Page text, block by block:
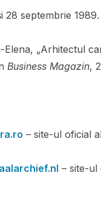
28 septembrie 1989.
Elena, „Arhitectul
Business Magazin,
– site-ul oficial
– site-ul